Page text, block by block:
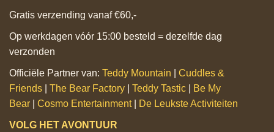
Gratis verzending vanaf €60,-
Op werkdagen vóór 15:00 besteld = dezelfde dag
verzonden
Officiële Partner van: Teddy Mountain
Cuddles &
Friends
The Bear Factory Teddy Tastic
Be My
Bear
Cosmo Entertainment| De Leukste Activiteiten
VOLG HET AVONTUUR